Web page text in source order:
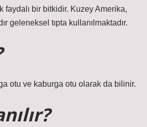
faydalı bir bitkidir. Kuzey Amerika,
geleneksel tıpta kullanılmaktadır.
otu ve kaburga otu olarak da bilinir.